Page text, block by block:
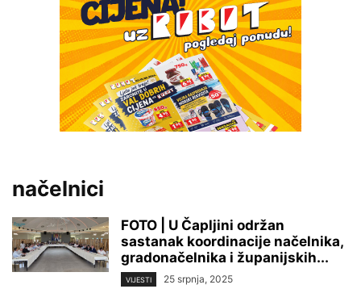
načelnici
FOTO | U Čapljini održan
sastanak koordinacije načelnika,
gradonačelnika i županijskih...
VIJESTI 25 srpnja, 2025